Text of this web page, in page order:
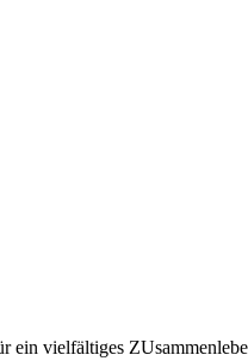
vielfältiges